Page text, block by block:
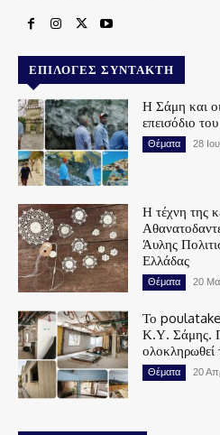
ΕΠΙΛΟΓΈΣ ΣΥΝΤΆΚΤΗ
Η Σάμη και
επεισόδιο
Θέματα 28
Η τέχνη της
Άυλης
Ελλάδας
Θέματα 20
Το
Κ.Υ. Σάμης.
ολοκληρωθεί
Θέματα 20